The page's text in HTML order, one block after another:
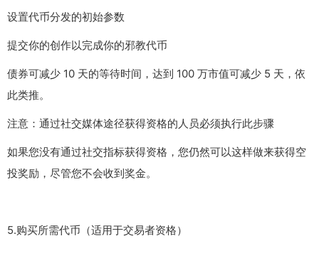
设置代币分发的初始参数
提交你的创作以完成你的邪教代币
债券可减少 10 天的等待时间，达到 100 万市值可减少 5 天，依
此类推。
注意：通过社交媒体途径获得资格的人员必须执行此步骤
如果您没有通过社交指标获得资格，您仍然可以这样做来获得空
投奖励，尽管您不会收到奖金。
5.购买所需代币（适用于交易者资格）